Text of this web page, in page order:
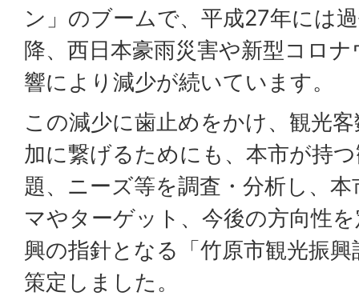
ン」のブームで、平成27年には
降、西日本豪雨災害や新型コロ
響により減少が続いています。
この減少に歯止めをかけ、観光
加に繋げるためにも、本市が持
題、ニーズ等を調査・分析し、
マやターゲット、今後の方向性
興の指針となる「竹原市観光振
策定しました。